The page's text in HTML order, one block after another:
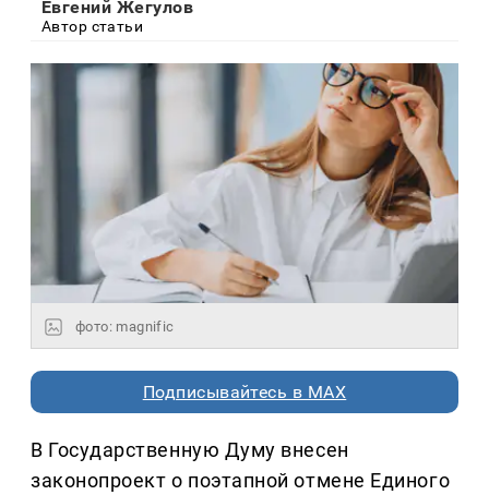
Евгений Жегулов
Автор статьи
фото: magnific
Подписывайтесь в MAX
В Государственную Думу внесен
законопроект о поэтапной отмене Единого